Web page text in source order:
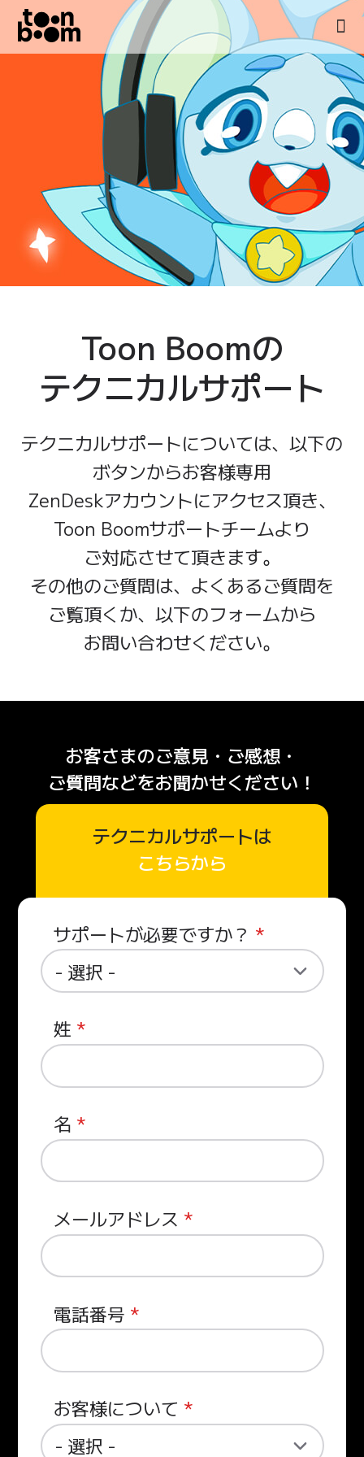
Toon Boomの
テクニカルサポート
テクニカルサポートについては、 以下の
ボタンからお客様専用
ZenDeskアカウントにアクセス頂き、
Toon Boomサポートチームより
ご対応させて頂きます。
その他のご質問は、 よくあるご質問を
ご覧頂くか、 以下のフォームから
お問い合わせください。
お客さまのご意見・ご感想・
ご質問などをお聞かせください！
テクニカルサポートは
こちらから
サポートが必要ですか？
姓
名
メールアドレス
電話番号
お客様について